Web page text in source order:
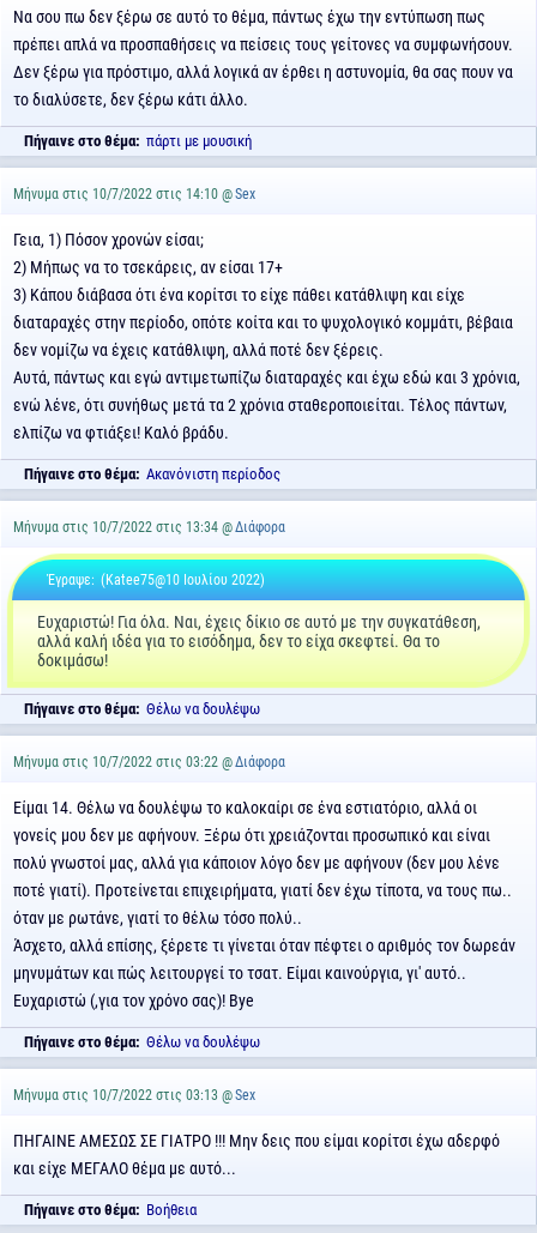
Να σου πω δεν ξέρω σε αυτό το θέμα, πάντως έχω την εντύπωση πως
πρέπει απλά να προσπαθήσεις να πείσεις τους γείτονες να συμφωνήσουν.
Δεν ξέρω για πρόστιμο, αλλά λογικά αν έρθει η αστυνομία, θα σας πουν να
το διαλύσετε, δεν ξέρω κάτι άλλο.
Πήγαινε στο θέμα: πάρτι με μουσική
Μήνυμα στις 10/7/2022 στις 14:10 @Sex
Γεια, 1) Πόσον χρονών είσαι;
2) Μήπως να το τσεκάρεις, αν είσαι 17+
3) Κάπου διάβασα ότι ένα κορίτσι το είχε πάθει κατάθλιψη και είχε
διαταραχές στην περίοδο, οπότε κοίτα και το ψυχολογικό κομμάτι, βέβαια
δεν νομίζω να έχεις κατάθλιψη, αλλά ποτέ δεν ξέρεις.
Αυτά, πάντως και εγώ αντιμετωπίζω διαταραχές και έχω εδώ και 3 χρόνια,
ενώ λένε, ότι συνήθως μετά τα 2 χρόνια σταθεροποιείται. Τέλος πάντων,
ελπίζω να φτιάξει! Καλό βράδυ.
Πήγαινε στο θέμα: Ακανόνιστη περίοδος
Μήνυμα στις 10/7/2022 στις 13:34 @Διάφορα
Έγραψε: (Katee75@10 Ιουλίου 2022)
Ευχαριστώ! Για όλα. Ναι, έχεις δίκιο σε αυτό με την συγκατάθεση,
αλλά καλή ιδέα για το εισόδημα, δεν το είχα σκεφτεί. Θα το
δοκιμάσω!
Πήγαινε στο θέμα: Θέλω να δουλέψω
Μήνυμα στις 10/7/2022 στις 03:22 @Διάφορα
Είμαι 14. Θέλω να δουλέψω το καλοκαίρι σε ένα εστιατόριο, αλλά οι
γονείς μου δεν με αφήνουν. Ξέρω ότι χρειάζονται προσωπικό και είναι
πολύ γνωστοί μας, αλλά για κάποιον λόγο δεν με αφήνουν (δεν μου λένε
ποτέ γιατί). Προτείνεται επιχειρήματα, γιατί δεν έχω τίποτα, να τους πω..
όταν με ρωτάνε, γιατί το θέλω τόσο πολύ..
Άσχετο, αλλά επίσης, ξέρετε τι γίνεται όταν πέφτει ο αριθμός τον δωρεάν
μηνυμάτων και πώς λειτουργεί το τσατ. Είμαι καινούργια, γι' αυτό..
Ευχαριστώ (,για τον χρόνο σας)! Bye
Πήγαινε στο θέμα: Θέλω να δουλέψω
Μήνυμα στις 10/7/2022 στις 03:13 @Sex
ΠΗΓΑΙΝΕ ΑΜΕΣΩΣ ΣΕ ΓΙΑΤΡΟ !!! Μην δεις που είμαι κορίτσι έχω αδερφό
και είχε ΜΕΓΑΛΟ θέμα με αυτό...
Πήγαινε στο θέμα: Βοήθεια